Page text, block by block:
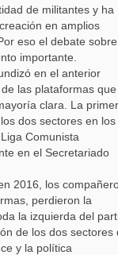
de militantes y ha
en amplios
eso el debate
importante.
en el anterior
las plataformas
clara. La
dos sectores en los
Comunista
en el Secretariado
2016, los
perdieron la
la izquierda del
de los dos sectores
y la política